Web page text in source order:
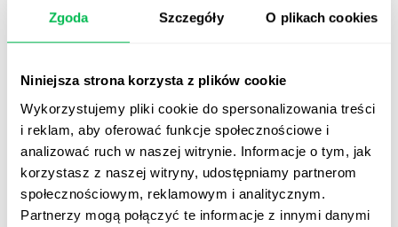
Zgoda Szczegóły O plikach cookies
Niniejsza strona korzysta z plików cookie
Wykorzystujemy pliki cookie do spersonalizowania treści
i reklam, aby oferować funkcje społecznościowe i
analizować ruch w naszej witrynie. Informacje o tym, jak
korzystasz z naszej witryny, udostępniamy partnerom
społecznościowym, reklamowym i analitycznym.
Partnerzy mogą połączyć te informacje z innymi danymi
skompresowanego tygodnia
pracy?
Wprowadzenie skompresowanego tygodnia pracy
Krok 1: Zapytaj zespół o zdanie
Rozmowy z pracownikami pozwolą Ci zrozumieć ich
potrzeby i ocenić gotowość do zmian. O opinię możesz